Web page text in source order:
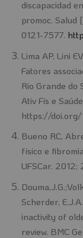
discapacidad
promoc. Salud
0121-7577.
Lima AP, Lini
Fatores
Rio Grande do
Ativ Fís e
https://
Bueno RC,
físico e
UFSCar.
Scherder,
inactivity of
review. BMC